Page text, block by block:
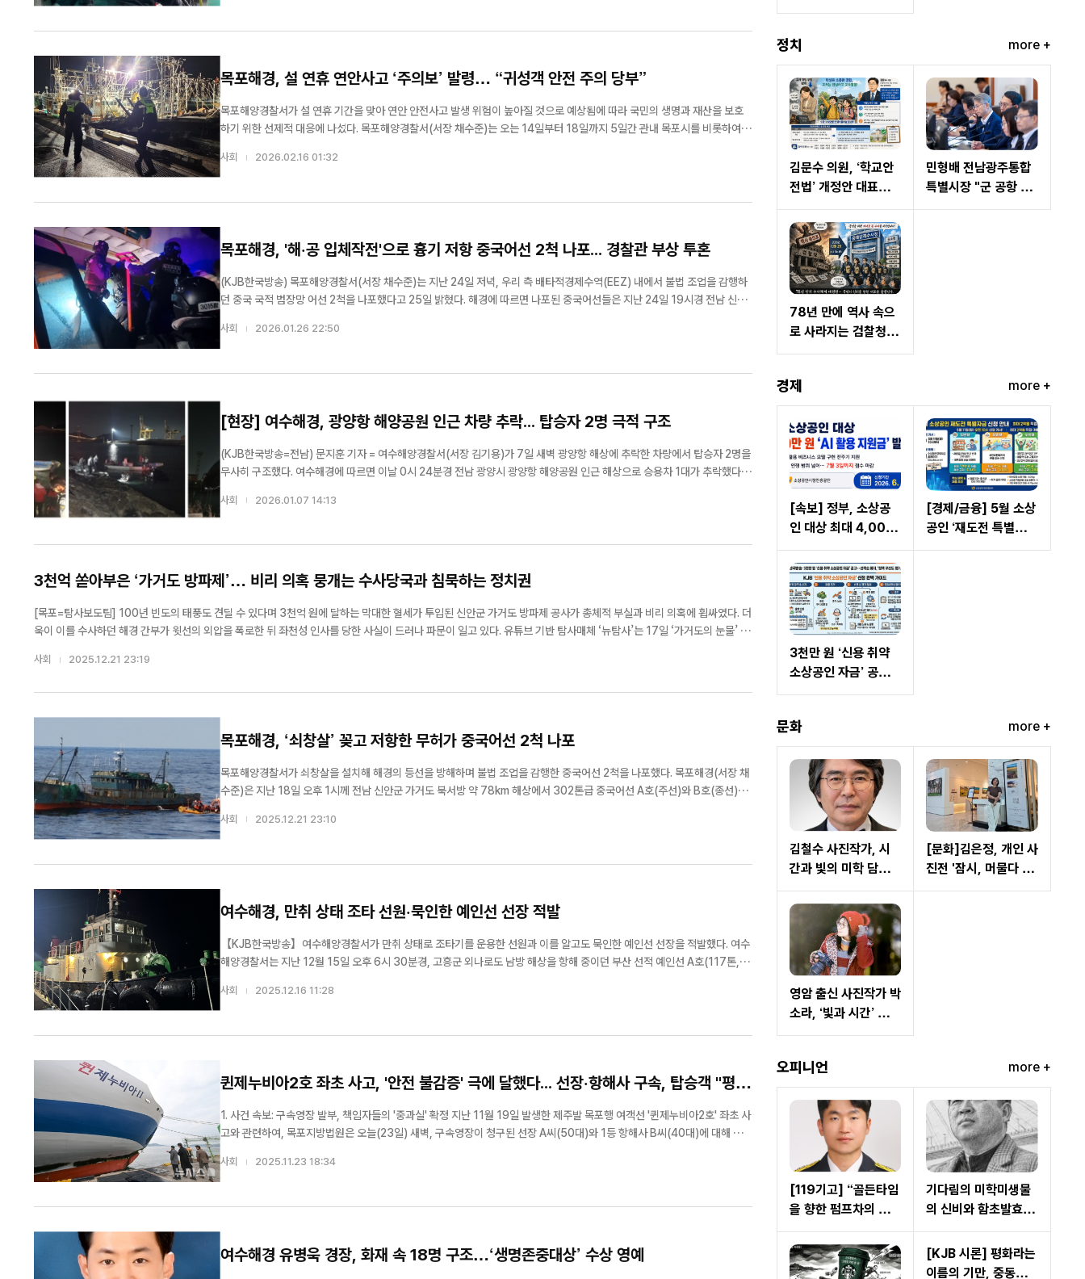
목포해경, 설 연휴 연안사고 ‘주의보’ 발령… “귀성객 안전 주의 당부”
목포해양경찰서가 설 연휴 기간을 맞아 연안 안전사고 발생 위험이 높아질 것으로 예상됨에 따라 국민의 생명과 재산을 보호
하기 위한 선제적 대응에 나섰다. 목포해양경찰서(서장 채수준)는 오는 14일부터 18일까지 5일간 관내 목포시를 비롯하여
신안·무안·해남·진도·영암·영광·함평군 등 8개 시·군 지역을 대상으로 연안 안전사고 위험예보제 ‘주의보’ 단계를 발령했
다고 밝혔다. ■ 기상악화 및 사고 확산 우려 시 발...
사회 2026.02.16 01:32
목포해경, '해·공 입체작전'으로 흉기 저항 중국어선 2척 나포... 경찰관 부상 투혼
(KJB한국방송) 목포해양경찰서(서장 채수준)는 지난 24일 저녁, 우리 측 배타적경제수역(EEZ) 내에서 불법 조업을 감행하
던 중국 국적 범장망 어선 2척을 나포했다고 25일 밝혔다. 해경에 따르면 나포된 중국어선들은 지난 24일 19시경 전남 신안
사회 2026.01.26 22:50
[현장] 여수해경, 광양항 해양공원 인근 차량 추락... 탑승자 2명 극적 구조
(KJB한국방송=전남) 문지훈 기자 = 여수해양경찰서(서장 김기용)가 7일 새벽 광양항 해상에 추락한 차량에서 탑승자 2명을
무사히 구조했다. 여수해경에 따르면 이날 0시 24분경 전남 광양시 광양항 해양공원 인근 해상으로 승용차 1대가 추락했다는
사회 2026.01.07 14:13
3천억 쏟아부은 ‘가거도 방파제’… 비리 의혹 뭉개는 수사당국과 침묵하는 정치권
[목포=탐사보도팀] 100년 빈도의 태풍도 견딜 수 있다며 3천억 원에 달하는 막대한 혈세가 투입된 신안군 가거도 방파제 공사가 총체적 부실과 비리 의혹에 휩싸였다. 더
욱이 이를 수사하던 해경 간부가 윗선의 외압을 폭로한 뒤 좌천성 인사를 당한 사실이 드러나 파문이 일고 있다. 유튜브 기반 탐사매체 ‘뉴탐사’는 17일 ‘가거도의 눈물’ 7
사회 2025.12.21 23:19
목포해경, ‘쇠창살’ 꽂고 저항한 무허가 중국어선 2척 나포
목포해양경찰서가 쇠창살을 설치해 해경의 등선을 방해하며 불법 조업을 감행한 중국어선 2척을 나포했다. 목포해경(서장 채
수준)은 지난 18일 오후 1시께 전남 신안군 가거도 북서방 약 78km 해상에서 302톤급 중국어선 A호(주선)와 B호(종선)를
나포했다고 19일 밝혔다. 이들 선박은 대한민국 배타적경제수역(EEZ) 내에서 허가 없이 조업을 하던 중, 해경의 정당한 정선
명령에 불응하고 도주한 혐의를 받고 있다...
사회 2025.12.21 23:10
여수해경, 만취 상태 조타 선원·묵인한 예인선 선장 적발
【KJB한국방송】여수해양경찰서가 만취 상태로 조타기를 운용한 선원과 이를 알고도 묵인한 예인선 선장을 적발했다. 여수
해양경찰서는 지난 12월 15일 오후 6시 30분경, 고흥군 외나로도 남방 해상을 항해 중이던 부산 선적 예인선 A호(117톤, 승
사회 2025.12.16 11:28
퀸제누비아2호 좌초 사고, '안전 불감증' 극에 달했다... 선장·항해사 구속, 탑승객 "평생
트라우마"
1. 사건 속보: 구속영장 발부, 책임자들의 '중과실' 확정 지난 11월 19일 발생한 제주발 목포행 여객선 '퀸제누비아2호' 좌초 사
고와 관련하여, 목포지방법원은 오늘(23일) 새벽, 구속영장이 청구된 선장 A씨(50대)와 1등 항해사 B씨(40대)에 대해 구속
영장을 발부했다. 법원은 "증거 인멸의 우려가 있고 사안의 중대성이 명확하다"고 구속 사유를 밝혔다. 이로써 267명의 목숨
을 위협했던 이번 사고가 ...
사회 2025.11.23 18:34
여수해경 유병욱 경장, 화재 속 18명 구조…‘생명존중대상’ 수상 영예
정치 more +
김문수 의원, ‘학교안
전법’ 개정안 대표발
의…현장체험학습 교
사 면책 범위 명확화
민형배 전남광주통합
특별시장 "군 공항 이
전 3대 조건 중 2개 해
78년 만에 역사 속으
로 사라지는 검찰청…
10월 2일 '중대범죄수
경제 more +
[속보] 정부, 소상공
인 대상 최대 4,000
만 원 ‘AI 활용 지원금’
발표… 오늘부터 접수
시작
[경제/금융] 5월 소상
공인 ‘재도전 특별자
금’ 신청 개시… 최대
3천만 원 ‘신용 취약
소상공인 자금’ 공고...
선착순 폐지, ‘정책 우
문화 more +
김철수 사진작가, 시
간과 빛의 미학 담은
’심연’으로 사진예술
새 지평 제시
[문화]김은정, 개인 사
진전 '잠시, 머물다 가
는 시간' 개최… 자연
영암 출신 사진작가 박
소라, ‘빛과 시간’ 담은
작품세계로 주목
오피니언 more +
[119기고] “골든타임
을 향한 펌프차의 질
주, 주민 여러분의 ‘추
월 양보’가 필요합니
다.”
기다림의 미학미생물
의 신비와 함초발효효
소
[KJB 시론] 평화라는
이름의 기만, 중동은